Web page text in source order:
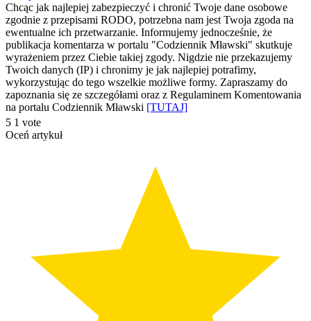
się
Chcąc jak najlepiej zabezpieczyć i chronić Twoje dane osobowe
zgodnie z przepisami RODO, potrzebna nam jest Twoja zgoda na
ewentualne ich przetwarzanie. Informujemy jednocześnie, że
publikacja komentarza w portalu "Codziennik Mławski" skutkuje
wyrażeniem przez Ciebie takiej zgody. Nigdzie nie przekazujemy
Twoich danych (IP) i chronimy je jak najlepiej potrafimy,
wykorzystując do tego wszelkie możliwe formy. Zapraszamy do
zapoznania się ze szczegółami oraz z Regulaminem Komentowania
na portalu Codziennik Mławski [TUTAJ]
5 1 vote
Oceń artykuł